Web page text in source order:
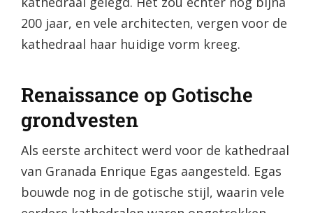
200 jaar, en vele architecten, vergen voor de
kathedraal haar huidige vorm kreeg.
Renaissance op Gotische
grondvesten
Als eerste architect werd voor de kathedraal
van Granada Enrique Egas aangesteld. Egas
bouwde nog in de gotische stijl, waarin vele